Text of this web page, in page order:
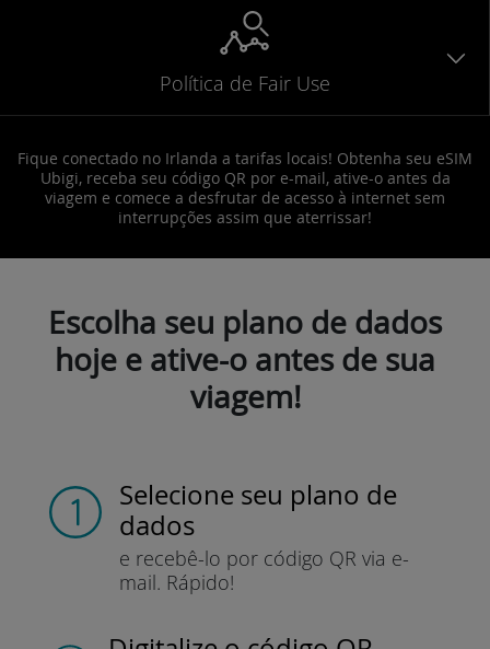
Política de Fair Use
Fique conectado no Irlanda a tarifas locais! Obtenha seu eSIM
Ubigi, receba seu código QR por e-mail, ative-o antes da
viagem e comece a desfrutar de acesso à internet sem
interrupções assim que aterrissar!
Escolha seu plano de dados
hoje e ative-o antes de sua
viagem!
Selecione seu plano de
dados
e recebê-lo por código QR via e-
mail. Rápido!